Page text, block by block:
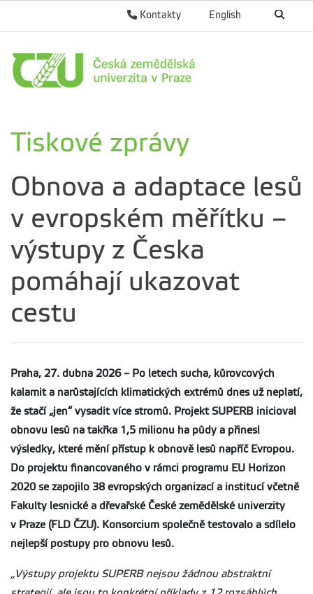
English
Kontakty
Tiskové zprávy
Obnova a adaptace lesů
v evropském měřítku –
výstupy z Česka
pomáhají ukazovat
cestu
Praha, 27. dubna 2026 – Po letech sucha, kůrovcových
kalamit a narůstajících klimatických extrémů dnes už neplatí,
že stačí „jen“ vysadit více stromů. Projekt SUPERB inicioval
obnovu lesů na takřka 1,5 milionu ha půdy a přinesl
výsledky, které mění přístup k obnově lesů napříč Evropou.
Do projektu financovaného v rámci programu EU Horizon
2020 se zapojilo 38 evropských organizací a institucí včetně
Fakulty lesnické a dřevařské České zemědělské univerzity
v Praze (FLD ČZU). Konsorcium společně testovalo a sdílelo
nejlepší postupy pro obnovu lesů.
„Výstupy projektu SUPERB nejsou žádnou abstraktní